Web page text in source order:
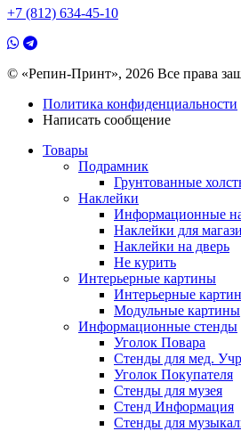
+7 (812) 634-45-10
© «Репин-Принт», 2026 Все права
Политика конфиденциальности
Написать сообщение
Товары
Подрамник
Грунтованные
Наклейки
Информационные
Наклейки для
Наклейки на дверь
Не курить
Интерьерные картины
Интерьерные
Модульные картины
Информационные стенды
Уголок Повара
Стенды для мед.
Уголок Покупателя
Стенды для музея
Стенд Информация
Стенды для